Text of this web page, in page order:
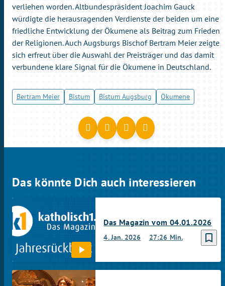
verliehen worden. Altbundespräsident Joachim Gauck
würdigte die herausragenden Verdienste der beiden um eine
friedliche Entwicklung der Ökumene als Beitrag zum Frieden
der Religionen. Auch Augsburgs Bischof Bertram Meier zeigte
sich erfreut über die Auswahl der Preisträger und das damit
verbundene klare Signal für die Ökumene in Deutschland.
Bertram Meier Bistum Bistum Augsburg Ökumene
Das könnte Dich auch interessieren
bookmark_border
4. Jan. 2026 27:26 Min.
Das Magazin vom 04.01.2026